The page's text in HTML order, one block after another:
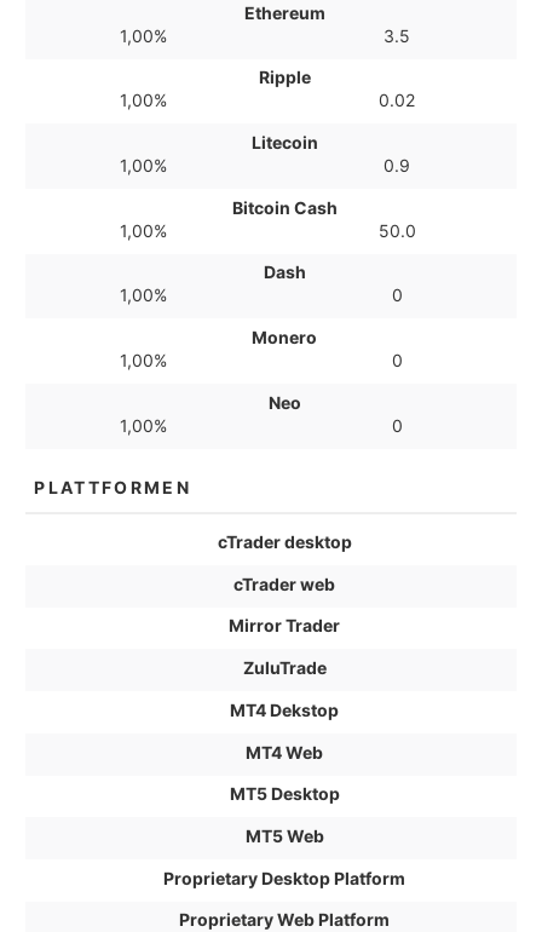
Ethereum
1,00%
3.5
Ripple
1,00%
0.02
Litecoin
1,00%
0.9
Bitcoin Cash
1,00%
50.0
Dash
1,00%
0
Monero
1,00%
0
Neo
1,00%
0
PLATTFORMEN
cTrader desktop
cTrader web
Mirror Trader
ZuluTrade
MT4 Dekstop
MT4 Web
MT5 Desktop
MT5 Web
Proprietary Desktop Platform
Proprietary Web Platform